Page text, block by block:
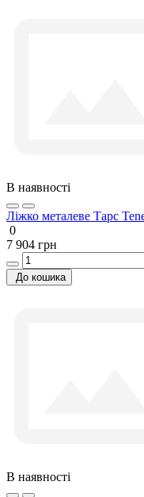
В наявності
Ліжко металеве Тарс
0
7 904 грн
До кошика
В наявності